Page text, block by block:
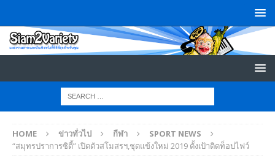
HOME ข่าวทั่วไป กีฬา
SPORT NEWS
“สมุทรปราการซิตี้” เปิดตัวสโมสรฯ,ชุดแข้งใหม่ 2019 ตั้งเป้าติดท็อปไฟว์